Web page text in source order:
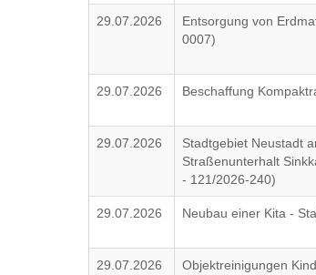
29.07.2026
Entsorgung von
0007)
29.07.2026 Beschaffung
29.07.2026
Stadtgebiet Neustadt
Straßenunterhalt
- 121/2026-240)
29.07.2026 Neubau einer Kita -
29.07.2026
Objektreinigungen